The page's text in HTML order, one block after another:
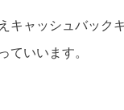
キャッシュバック
ていいます。